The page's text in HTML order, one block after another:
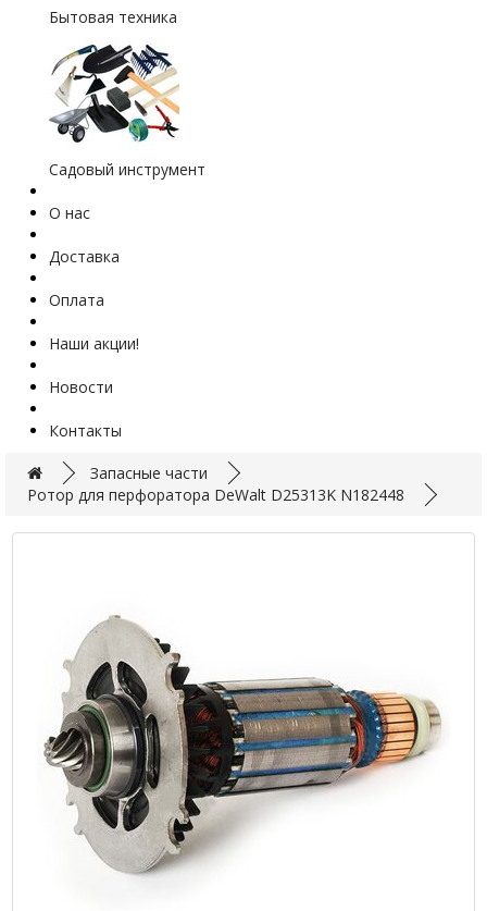
Бытовая техника
Садовый инструмент
О нас
Доставка
Оплата
Наши акции!
Новости
Контакты
Запасные части
Ротор для перфоратора DeWalt D25313K N182448